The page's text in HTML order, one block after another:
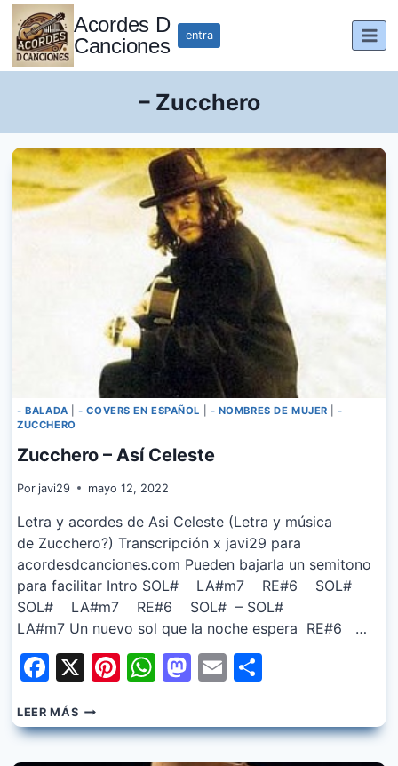
Saltar
contenido
Acordes D
Canciones
entra
– Zucchero
- BALADA |- COVERS EN ESPAÑOL - NOMBRES DE MUJER |-
ZUCCHERO
Zucchero – Así Celeste
Por javi29 mayo 12, 2022
Letra y acordes de Asi Celeste (Letra y música
de Zucchero?) Transcripción x javi29 para
acordesdcanciones.com Pueden bajarla un semitono
para facilitar Intro SOL# LA#m7 RE#6 SOL#
SOL# LA#m7 RE#6 SOL# – SOL#
LA#m7 Un nuevo sol que la noche espera RE#6 …
Facebook
X Pinterest
WhatsApp
Mastodon
Email
LEER MÁSZUCCHERO
–
ASÍ